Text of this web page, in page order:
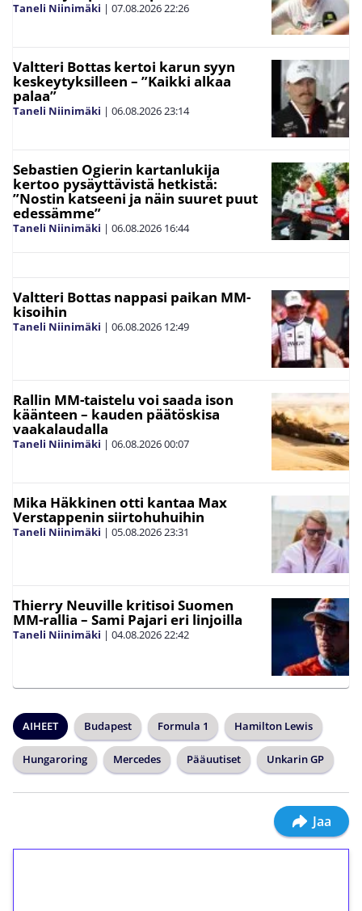
Taneli Niinimäki | 07.08.202622:26
Valtteri Bottas kertoi karun syyn
keskeytyksilleen – ”Kaikki alkaa
palaa”
Taneli Niinimäki | 06.08.202623:14
Sebastien Ogierin kartanlukija
kertoo pysäyttävistä hetkistä:
”Nostin katseeni ja näin suuret puut
edessämme”
Taneli Niinimäki | 06.08.2026 16:44
Valtteri Bottas nappasi paikan MM-
kisoihin
Taneli Niinimäki | 06.08.2026 12:49
Rallin MM-taistelu voi saada ison
käänteen – kauden päätöskisa
vaakalaudalla
Taneli Niinimäki | 06.08.202600:07
Mika Häkkinen otti kantaa Max
Verstappenin siirtohuhuihin
Taneli Niinimäki | 05.08.202623:31
Thierry Neuville kritisoi Suomen
MM-rallia – Sami Pajari eri linjoilla
Taneli Niinimäki | 04.08.202622:42
AIHEET Budapest Formula 1 Hamilton Lewis
Hungaroring Mercedes Pääuutiset Unkarin GP
Jaa